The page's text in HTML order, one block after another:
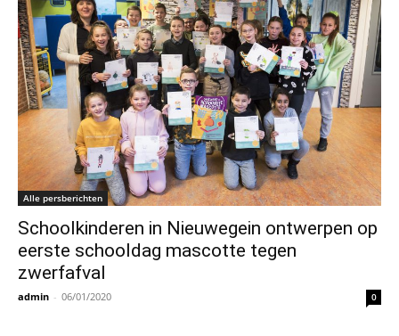
Alle persberichten
Schoolkinderen in Nieuwegein ontwerpen op
eerste schooldag mascotte tegen
zwerfafval
admin - 06/01/2020 0